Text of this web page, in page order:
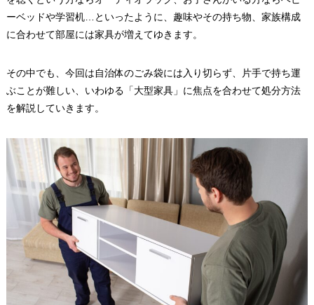
ーベッドや学習机…といったように、趣味やその持ち物、家族構成
に合わせて部屋には家具が増えてゆきます。
その中でも、今回は自治体のごみ袋には入り切らず、片手で持ち運
ぶことが難しい、いわゆる「大型家具」に焦点を合わせて処分方法
を解説していきます。